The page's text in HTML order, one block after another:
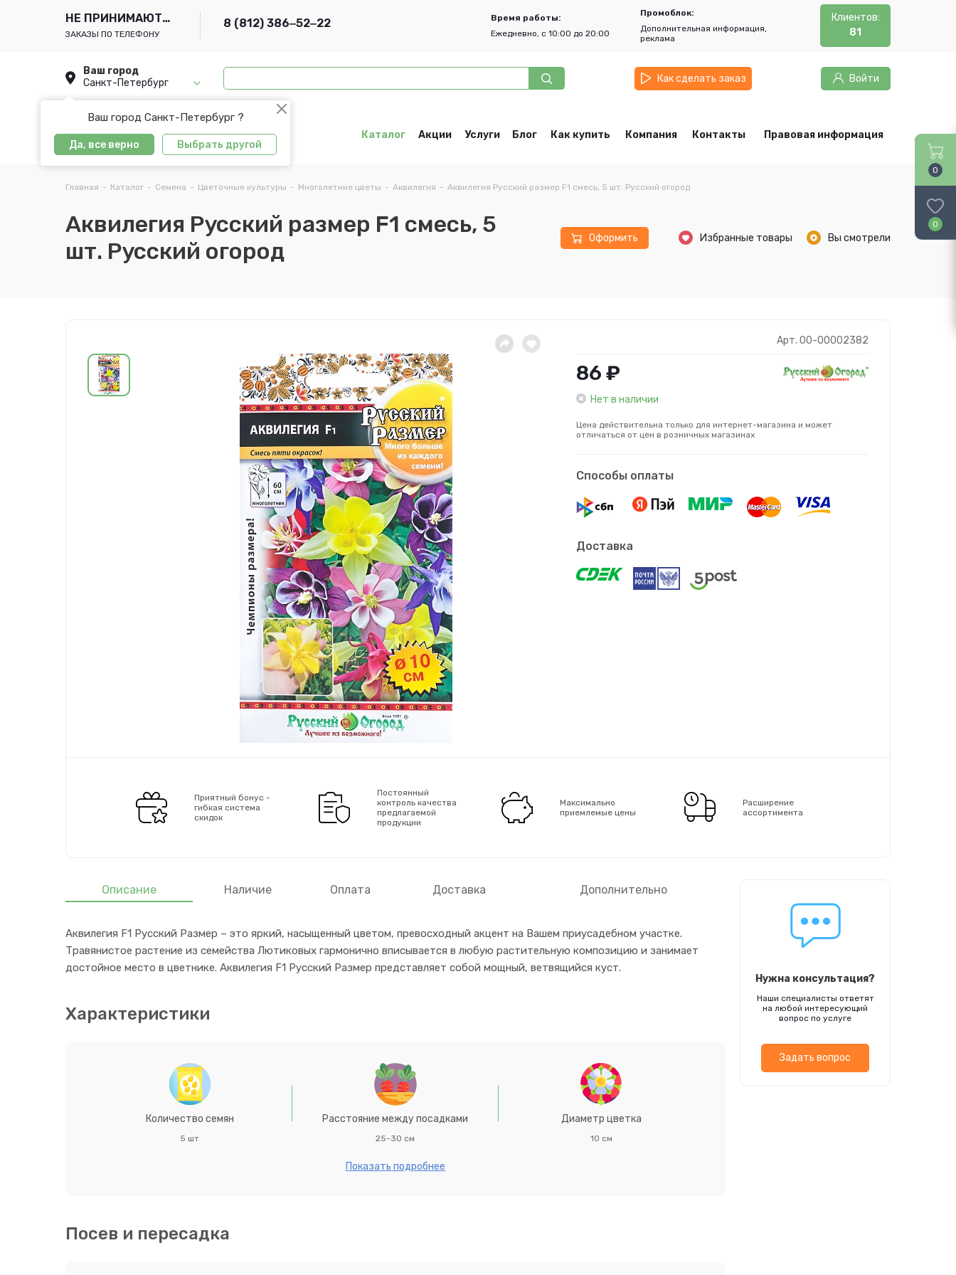
НЕ ПРИНИМАЮТСЯ
ЗАКАЗЫ ПО ТЕЛЕФОНУ
8 (812) 386‒52‒22
Время работы:
Ежедневно, с 10:00 до 20:00
Промоблок:
Дополнительная информация,
реклама
Клиентов:
81
Ваш город
Санкт-Петербург
Ваш город Санкт-Петербург ?
Да, все верно Выбрать другой
Как сделать заказ Войти
Каталог Акции Услуги Блог Как купить Компания Контакты Правовая информация
Главная - Каталог - Семена - Цветочные культуры - Многолетние цветы - Аквилегия - Аквилегия Русский размер F1 смесь, 5 шт. Русский огород
Аквилегия Русский размер F1 смесь, 5
шт. Русский огород
Оформить Избранные товары Вы смотрели
Арт. 00-00002382
86 ₽
Нет в наличии
Цена действительна только для интернет-магазина и может
отличаться от цен в розничных магазинах
Способы оплаты
Доставка
Приятный бонус -
гибкая система
скидок
Постоянный
контроль качества
предлагаемой
продукции
Максимально
приемлемые цены
Расширение
ассортимента
Описание Наличие Оплата Доставка Дополнительно
Аквилегия F1 Русский Размер – это яркий, насыщенный цветом, превосходный акцент на Вашем приусадебном участке.
Травянистое растение из семейства Лютиковых гармонично вписывается в любую растительную композицию и занимает
достойное место в цветнике. Аквилегия F1 Русский Размер представляет собой мощный, ветвящийся куст.
Характеристики
Количество семян
5 шт
Расстояние между посадками
25-30 см
Диаметр цветка
10 см
Показать подробнее
Посев и пересадка
Нужна консультация?
Наши специалисты ответят
на любой интересующий
вопрос по услуге
Задать вопрос
0
0